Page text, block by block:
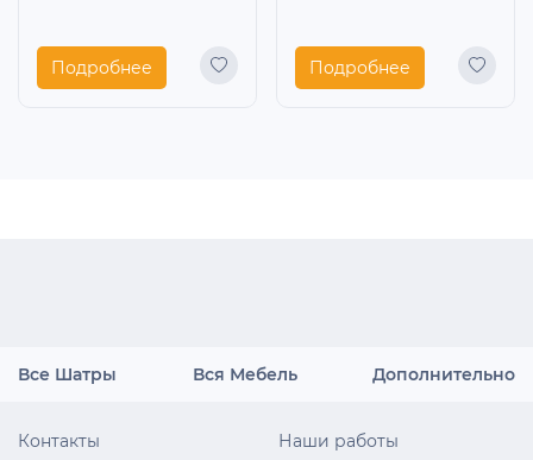
Подробнее Подробнее
Все Шатры Вся Мебель Дополнительно
Контакты Наши работы